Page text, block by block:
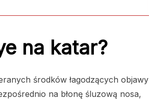
na katar?
środków łagodzących objawy
na błonę śluzową nosa,